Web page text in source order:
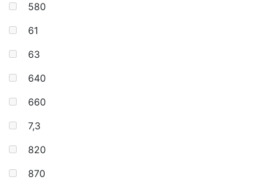
580
61
63
640
660
7,3
820
870